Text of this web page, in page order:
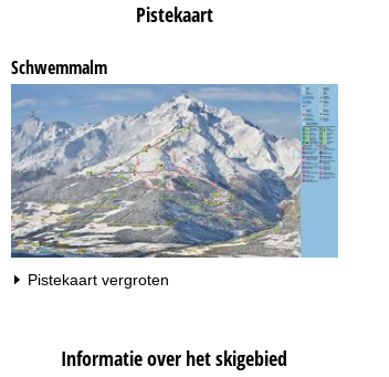
Pistekaart
Schwemmalm
Pistekaart vergroten
Informatie over het skigebied